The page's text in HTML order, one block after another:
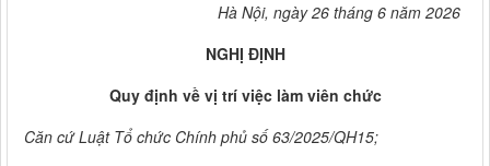
Hà Nội, ngày 26 tháng 6 năm 2026
NGHỊ ĐỊNH
Quy định về vị trí việc làm viên chức
Căn cứ Luật Tổ chức Chính phủ số 63/2025/QH15;